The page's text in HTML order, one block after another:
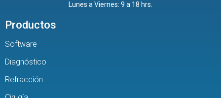
Lunes a Viernes: 9 a 18 hrs.
Productos
Software
Diagnóstico
Refracción